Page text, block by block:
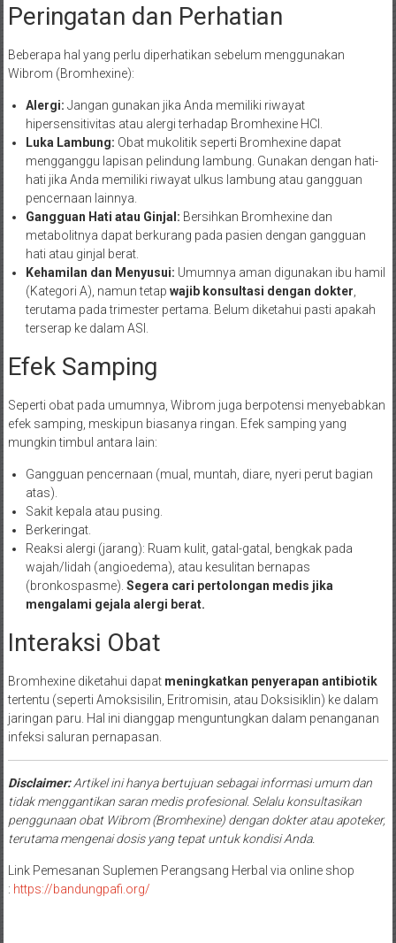
Peringatan dan Perhatian
Beberapa hal yang perlu diperhatikan sebelum menggunakan
Wibrom (Bromhexine):
Alergi: Jangan gunakan jika Anda memiliki riwayat
hipersensitivitas atau alergi terhadap Bromhexine HCl.
Luka Lambung: Obat mukolitik seperti Bromhexine dapat
mengganggu lapisan pelindung lambung. Gunakan dengan hati-
hati jika Anda memiliki riwayat ulkus lambung atau gangguan
pencernaan lainnya.
Gangguan Hati atau Ginjal: Bersihkan Bromhexine dan
metabolitnya dapat berkurang pada pasien dengan gangguan
hati atau ginjal berat.
Kehamilan dan Menyusui: Umumnya aman digunakan ibu hamil
(Kategori A), namun tetap wajib konsultasi dengan dokter
terutama pada trimester pertama. Belum diketahui pasti apakah
terserap ke dalam ASI.
Efek Samping
Seperti obat pada umumnya, Wibrom juga berpotensi menyebabkan
efek samping, meskipun biasanya ringan. Efek samping yang
mungkin timbul antara lain:
Gangguan pencernaan (mual, muntah, diare, nyeri perut bagian
atas).
Sakit kepala atau pusing.
Berkeringat.
Reaksi alergi (jarang): Ruam kulit, gatal-gatal, bengkak pada
wajah/lidah (angioedema), atau kesulitan bernapas
(bronkospasme). Segera cari pertolongan medis jika
mengalami gejala alergi berat.
Interaksi Obat
Bromhexine diketahui dapat meningkatkan penyerapan antibiotik
tertentu (seperti Amoksisilin, Eritromisin, atau Doksisiklin) ke dalam
jaringan paru. Hal ini dianggap menguntungkan dalam penanganan
infeksi saluran pernapasan.
Disclaimer:Artikel ini hanya bertujuan sebagai informasi umum dan
tidak menggantikan saran medis profesional. Selalu konsultasikan
penggunaan obat Wibrom (Bromhexine) dengan dokter atau apoteker,
terutama mengenai dosis yang tepat untuk kondisi Anda.
Link Pemesanan Suplemen Perangsang Herbal via online shop
: https://bandungpafi.org/